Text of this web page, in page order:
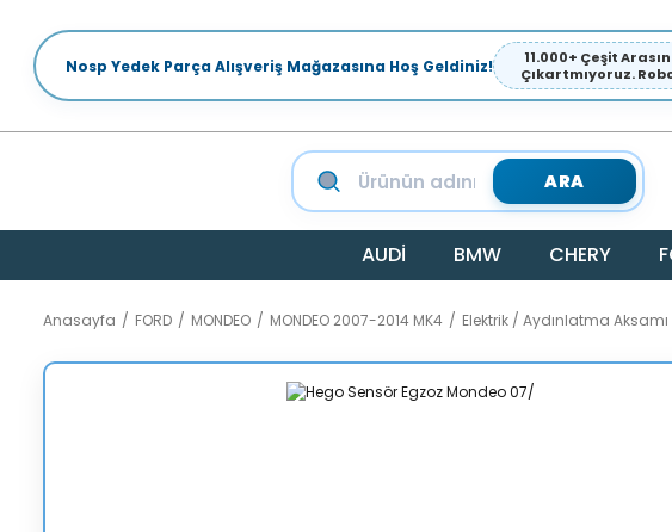
Nosp Yedek Parça Alışveriş Mağazasına Hoş Geldiniz!
11.000+ Çeşit
Çıkartmıyoruz.
ARA
AUDİ BMW CHERY
Anasayfa FORD MONDEO MONDEO 2007-2014 MK4 Elektrik / Aydınlatma Aksamı